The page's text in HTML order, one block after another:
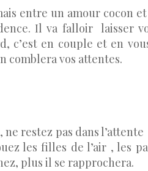
entre un amour cocon
Il va falloir laisser
c’est en couple et en
comblera vos attentes.
restez pas dans l’attente
les filles de l’air , les
plus il se rapprochera.